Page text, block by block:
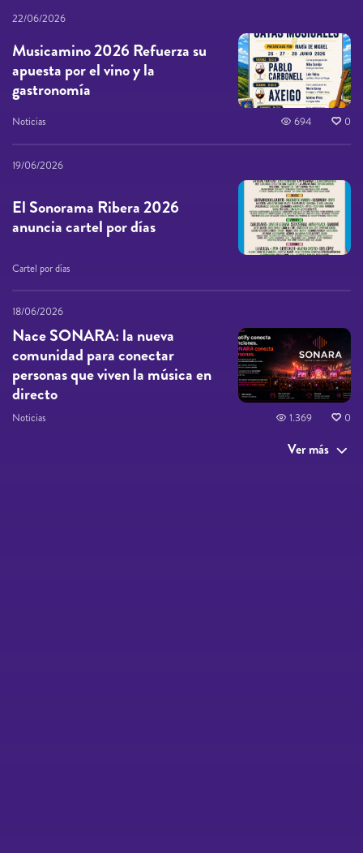
22/06/2026
Musicamino 2026 Refuerza su
apuesta por el vino y la
gastronomía
Noticias 694 0
19/06/2026
El Sonorama Ribera 2026
anuncia cartel por días
Cartel por días
18/06/2026
Nace SONARA: la nueva
comunidad para conectar
personas que viven la música en
directo
Noticias 1.369 0
Ver más